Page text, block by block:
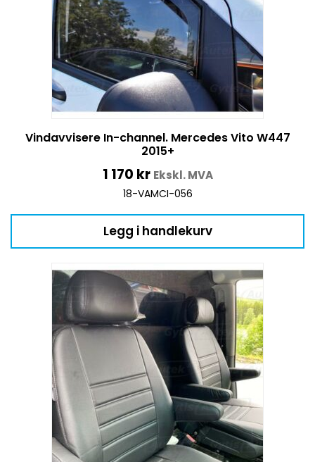
Vindavvisere In-channel. Mercedes Vito W447
2015+
1 170 kr Ekskl. MVA
18-VAMCI-056
Legg i handlekurv